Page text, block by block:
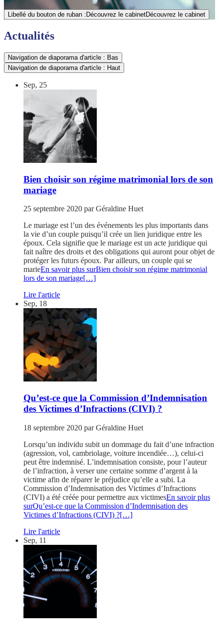
Libellé du bouton de ruban :Découvrez le cabinetDécouvrez le cabinet
Actualités
Navigation de diaporama d'article : Bas
Navigation de diaporama d'article : Haut
Sep, 25
Bien choisir son régime matrimonial lors de son
mariage
25 septembre 2020 parGéraldine Huet
Le mariage est l’un des événements les plus importants dans
la vie d’un couple puisqu’il crée un lien juridique entre les
époux. Cela signifie que le mariage est un acte juridique qui
fait naître des droits et des obligations qui auront pour objet de
protéger les futurs époux. Par ailleurs, un couple qui se
marieEn savoir plus surBien choisir son régime matrimonial
lors de son mariage[…]
Lire l'article
Sep, 18
Qu’est-ce que la Commission d’Indemnisation
des Victimes d’Infractions (CIVI) ?
18 septembre 2020 parGéraldine Huet
Lorsqu’un individu subit un dommage du fait d’une infraction
(agression, vol, cambriolage, voiture incendiée…), celui-ci
peut être indemnisé. L’indemnisation consiste, pour l’auteur
de l’infraction, à verser une certaine somme d’argent à la
victime afin de réparer le préjudice qu’elle a subi. La
Commission d’Indemnisation des Victimes d’Infractions
(CIVI) a été créée pour permettre aux victimesEn savoir plus
surQu’est-ce que la Commission d’Indemnisation des
Victimes d’Infractions (CIVI) ?[…]
Lire l'article
Sep, 11